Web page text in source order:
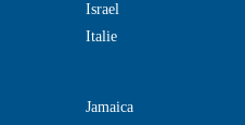
Israel
Italie
Jamaica